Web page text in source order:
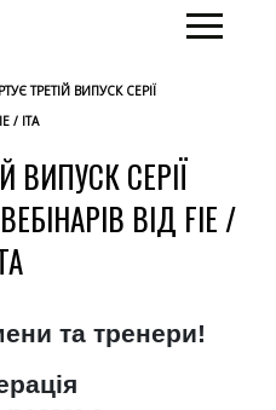
ТРЕТІЙ ВИПУСК СЕРІЇ
/ ITA
ВИПУСК СЕРІЇ
ВІД FIE /
та тренери!